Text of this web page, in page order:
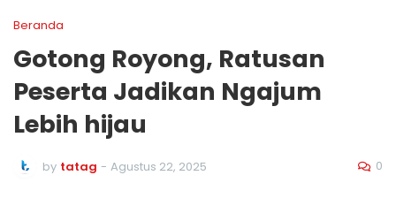
Beranda
Gotong Royong, Ratusan
Peserta Jadikan Ngajum
Lebih hijau
by tatag - Agustus 22, 2025 0